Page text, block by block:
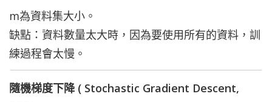
m為資料集大小。
缺點：資料數量太大時，因為要使用所有的資料，訓
練過程會太慢。
隨機梯度下降 ( Stochastic Gradient Descent,